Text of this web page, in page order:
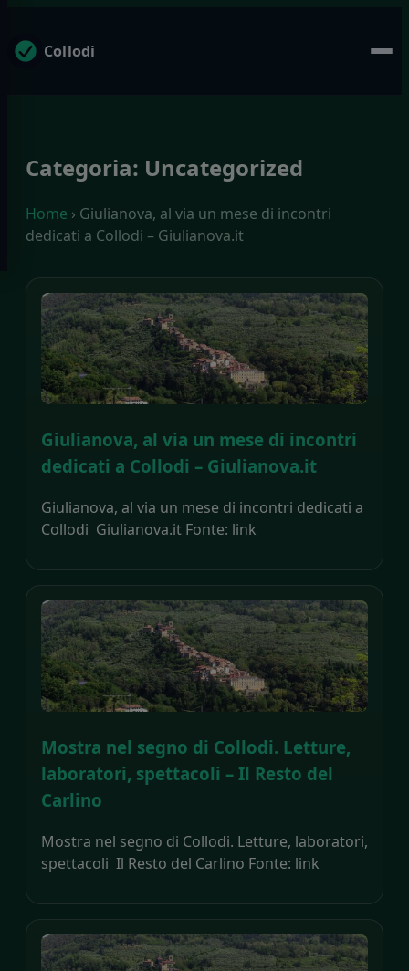
Collodi
Categoria: Uncategorized
Home › Giulianova, al via un mese di incontri
dedicati a Collodi – Giulianova.it
Giulianova, al via un mese di incontri
dedicati a Collodi – Giulianova.it
Giulianova, al via un mese di incontri dedicati a
Collodi Giulianova.it Fonte: link
Mostra nel segno di Collodi. Letture,
laboratori, spettacoli – Il Resto del
Carlino
Mostra nel segno di Collodi. Letture, laboratori,
spettacoli Il Resto del Carlino Fonte: link